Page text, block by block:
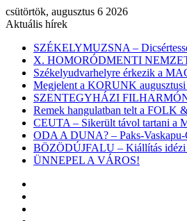
csütörtök, augusztus 6 2026
Aktuális hírek
SZÉKELYMUZSNA –
X. HOMORÓDMENTI
Székelyudvarhelyre érkezik a
Megjelent a KORUNK augusztusi
SZENTEGYHÁZI
Remek hangulatban telt a
CEUTA – Sikerült távol tartani a
ODA A DUNA? – Paks-Vaskapu-
BÖZÖDÚJFALU – Kiállítás idézi
ÜNNEPEL A VÁROS!